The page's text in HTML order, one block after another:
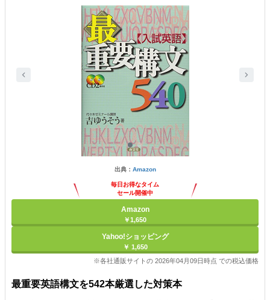
出典： Amazon
毎日お得なタイム
セール開催中
Amazon
￥1,650
Yahoo!ショッピング
￥ 1,650
※各社通販サイトの 2026年04月09日時点 での税込価格
最重要英語構文を542本厳選した対策本